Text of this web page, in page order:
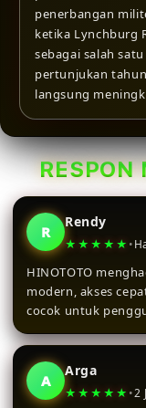
penerbangan
ketika Lynchburg
sebagai salah
pertunjukan
langsung
RESPON
R
Rendy
★★★★★ •
HINOTOTO
modern, akses
cocok untuk
A
Arga
★★★★★ •2